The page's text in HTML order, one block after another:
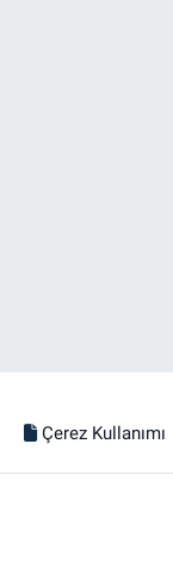
Çerez Kullanımı